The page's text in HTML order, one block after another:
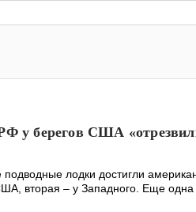
в Москве
у берегов США
лодки достигли
вторая – у Западного. Еще